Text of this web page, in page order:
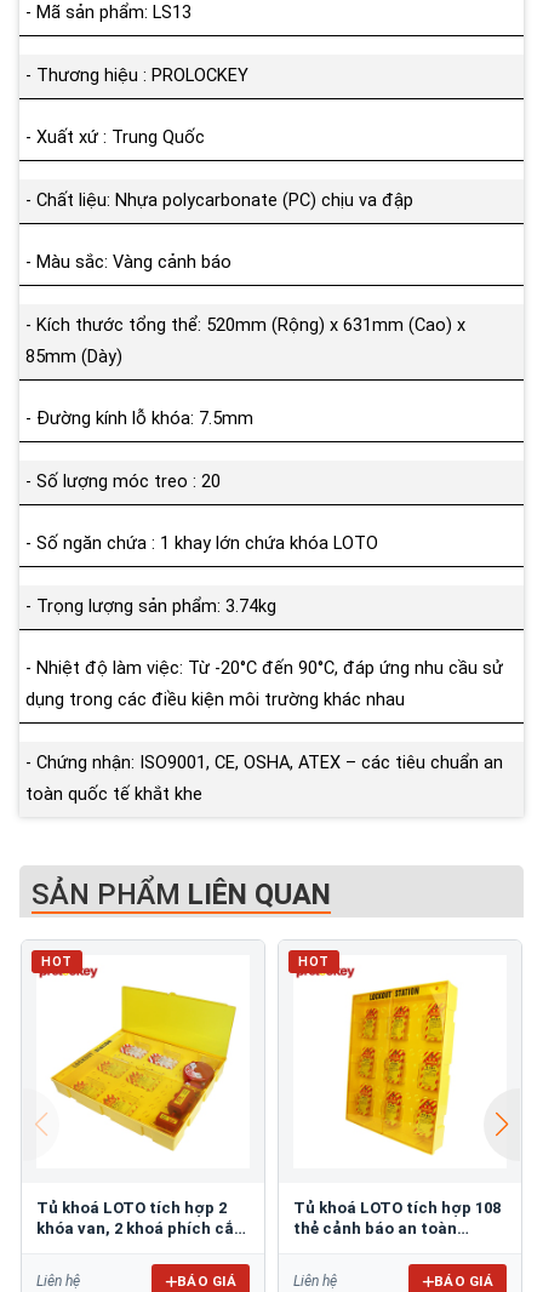
- Mã sản phẩm: LS13
- Thương hiệu : PROLOCKEY
- Xuất xứ : Trung Quốc
- Chất liệu: Nhựa polycarbonate (PC) chịu va đập
- Màu sắc: Vàng cảnh báo
- Kích thước tổng thể: 520mm (Rộng) x 631mm (Cao) x
85mm (Dày)
- Đường kính lỗ khóa: 7.5mm
- Số lượng móc treo : 20
- Số ngăn chứa : 1 khay lớn chứa khóa LOTO
- Trọng lượng sản phẩm: 3.74kg
- Nhiệt độ làm việc: Từ -20°C đến 90°C, đáp ứng nhu cầu sử
dụng trong các điều kiện môi trường khác nhau
- Chứng nhận: ISO9001, CE, OSHA, ATEX – các tiêu chuẩn an
toàn quốc tế khắt khe
SẢN PHẨM LIÊN QUAN
HOT
Tủ khoá LOTO tích hợp 2
khóa van, 2 khoá phích cắm
PROLOCKEY LG15
Liên hệ BÁO GIÁ
HOT
Tủ khoá LOTO tích hợp 108
thẻ cảnh báo an toàn
Liên hệ BÁO GIÁ